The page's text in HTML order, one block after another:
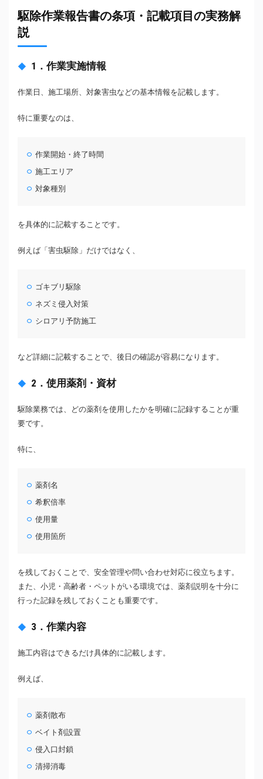
駆除作業報告書の条項・記載項目の実務解
説
1．作業実施情報
作業日、施工場所、対象害虫などの基本情報を記載します。
特に重要なのは、
作業開始・終了時間
施工エリア
対象種別
を具体的に記載することです。
例えば「害虫駆除」だけではなく、
ゴキブリ駆除
ネズミ侵入対策
シロアリ予防施工
など詳細に記載することで、後日の確認が容易になります。
2．使用薬剤・資材
駆除業務では、どの薬剤を使用したかを明確に記録することが重
要です。
特に、
薬剤名
希釈倍率
使用量
使用箇所
を残しておくことで、安全管理や問い合わせ対応に役立ちます。
また、小児・高齢者・ペットがいる環境では、薬剤説明を十分に
行った記録を残しておくことも重要です。
3．作業内容
施工内容はできるだけ具体的に記載します。
例えば、
薬剤散布
ベイト剤設置
侵入口封鎖
清掃消毒